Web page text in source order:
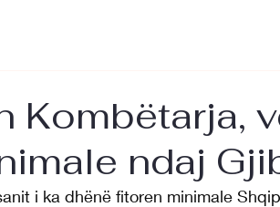
Kombëtarja,
ndaj
i ka dhënë fitoren minimale